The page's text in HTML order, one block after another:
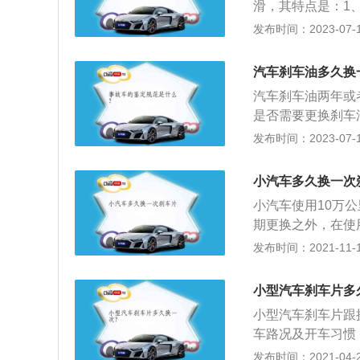
滑，其特点是：1
产生气阻；3、品
帽，拧开放油口
入新的刹车油。
发布时间：2023-07-
汽车刹车油多久换
汽车刹车油两年
是否需要更换刹
量，要用专业仪
了，会直接影响
的水分含量，决
车的安全系数便
车，这时候就得
换，否则就会存
这样能够保证刹车
发布时间：2023-07-
小汽车多久换一次
小汽车使用10万
期更换之外，在
特别是在刹车距
的好坏是由车辆
隔热层和摩擦块
用炉温跟踪仪来进
发布时间：2021-11-
小型汽车刹车片多
小型汽车刹车片
车路况及开车习
你就会发现，很
发布时间：2021-